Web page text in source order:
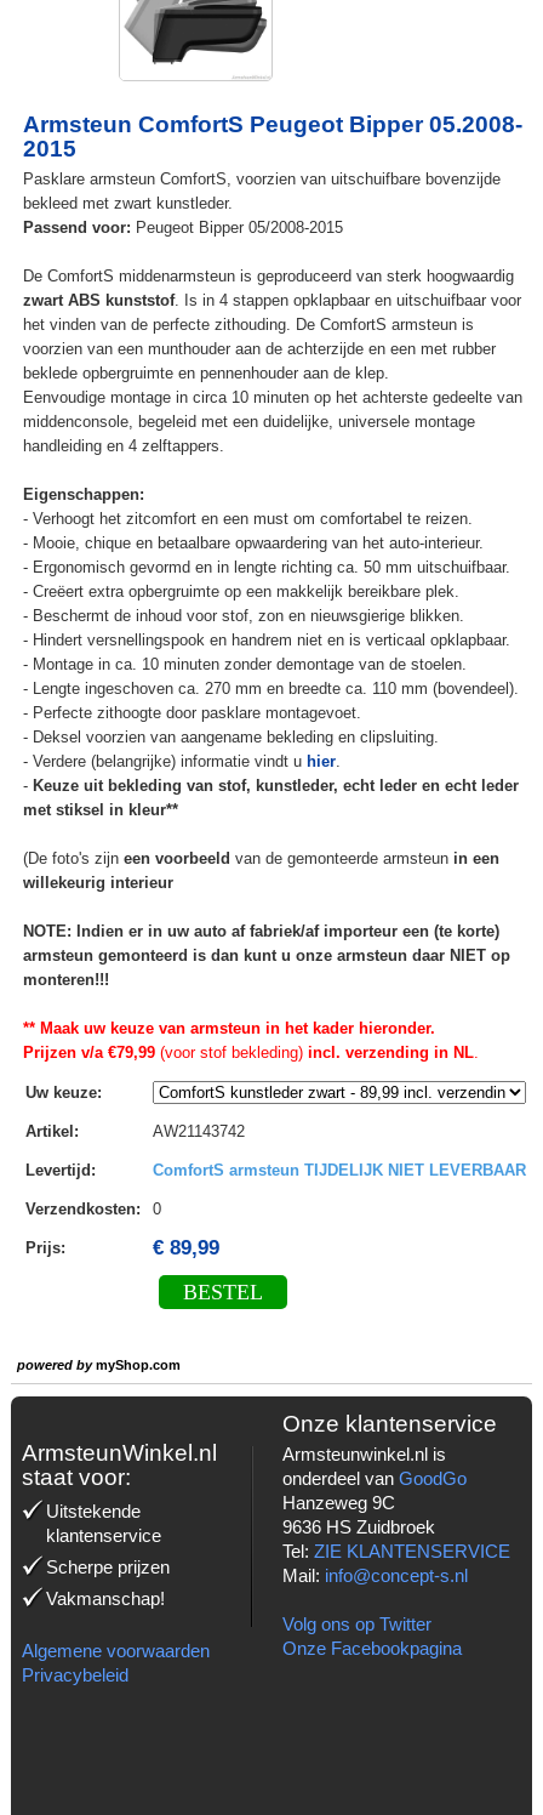
Armsteun ComfortS Peugeot Bipper 05.2008-
2015
Pasklare armsteun ComfortS, voorzien van uitschuifbare bovenzijde
bekleed met zwart kunstleder.
Passend voor: Peugeot Bipper 05/2008-2015
De ComfortS middenarmsteun is geproduceerd van sterk hoogwaardig
zwart ABS kunststof. Is in 4 stappen opklapbaar en uitschuifbaar voor
het vinden van de perfecte zithouding. De ComfortS armsteun is
voorzien van een munthouder aan de achterzijde en een met rubber
beklede opbergruimte en pennenhouder aan de klep.
Eenvoudige montage in circa 10 minuten op het achterste gedeelte van
middenconsole, begeleid met een duidelijke, universele montage
handleiding en 4 zelftappers.
Eigenschappen:
- Verhoogt het zitcomfort en een must om comfortabel te reizen.
- Mooie, chique en betaalbare opwaardering van het auto-interieur.
- Ergonomisch gevormd en in lengte richting ca. 50 mm uitschuifbaar.
- Creëert extra opbergruimte op een makkelijk bereikbare plek.
- Beschermt de inhoud voor stof, zon en nieuwsgierige blikken.
- Hindert versnellingspook en handrem niet en is verticaal opklapbaar.
- Montage in ca. 10 minuten zonder demontage van de stoelen.
- Lengte ingeschoven ca. 270 mm en breedte ca. 110 mm (bovendeel).
- Perfecte zithoogte door pasklare montagevoet.
- Deksel voorzien van aangename bekleding en clipsluiting.
- Verdere (belangrijke) informatie vindt u hier.
- Keuze uit bekleding van stof, kunstleder, echt leder en echt leder
met stiksel in kleur**
(De foto's zijn een voorbeeld van de gemonteerde armsteun in een
willekeurig interieur
NOTE: Indien er in uw auto af fabriek/af importeur een (te korte)
armsteun gemonteerd is dan kunt u onze armsteun daar NIET op
monteren!!!
** Maak uw keuze van armsteun in het kader hieronder.
Prijzen v/a €79,99(voor stof bekleding)incl. verzending in NL.
Uw keuze:
Artikel : AW21143742
Levertijd : ComfortS armsteun TIJDELIJK NIET LEVERBAAR
Verzendkosten: 0
Prijs: € 89,99
BESTEL
powered bymyShop.com
ArmsteunWinkel.nl
staat voor:
Uitstekende
klantenservice
Scherpe prijzen
Vakmanschap!
Algemene voorwaarden
Privacybeleid
Onze klantenservice
Armsteunwinkel.nl is
onderdeel van GoodGo
Hanzeweg 9C
9636 HS Zuidbroek
Tel: ZIE KLANTENSERVICE
Mail: info@concept-s.nl
Volg ons op Twitter
Onze Facebookpagina